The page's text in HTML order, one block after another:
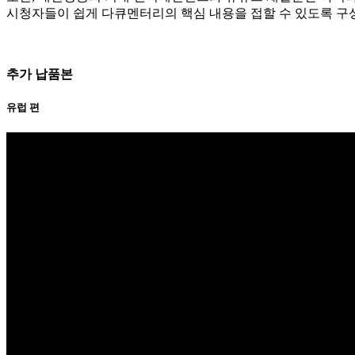
시청자들이 쉽게 다큐멘터리의 핵심 내용을 접할 수 있도록 구
추가 납품본
유럽 편